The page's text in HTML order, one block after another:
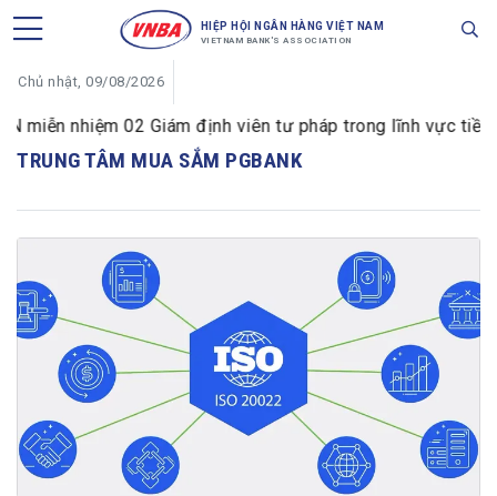
HIỆP HỘI NGÂN HÀNG VIỆT NAM
VIETNAM BANK'S ASSOCIATION
Chủ nhật, 09/08/2026
nhiệm 02 Giám định viên tư pháp trong lĩnh vực tiền tệ
TRUNG TÂM MUA SẮM PGBANK